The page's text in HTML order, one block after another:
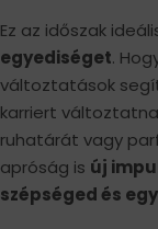
Ez az időszak
egyediséget.
változtatások
karriert
ruhatárát vagy
apróság is új
szépséged és